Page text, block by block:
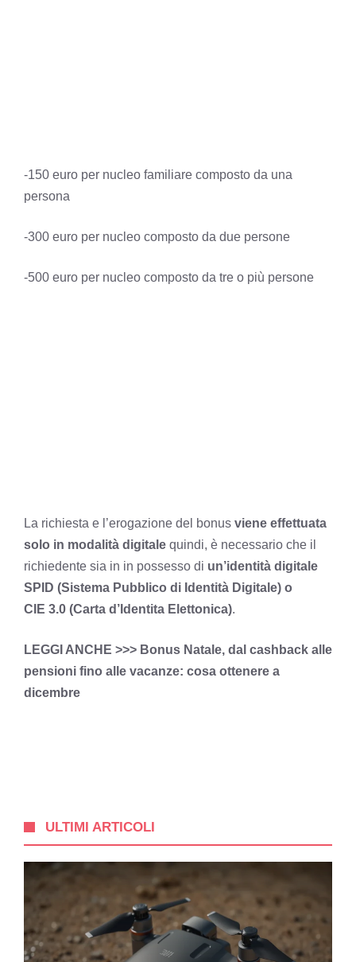
-150 euro per nucleo familiare composto da una
persona
-300 euro per nucleo composto da due persone
-500 euro per nucleo composto da tre o più persone
La richiesta e l’erogazione del bonus viene effettuata
solo in modalità digitale quindi, è necessario che il
richiedente sia in in possesso di un’identità digitale
SPID (Sistema Pubblico di Identità Digitale) o
CIE 3.0 (Carta d’Identita Elettonica).
LEGGI ANCHE >>> Bonus Natale, dal cashback alle
pensioni fino alle vacanze: cosa ottenere a
dicembre
ULTIMI ARTICOLI